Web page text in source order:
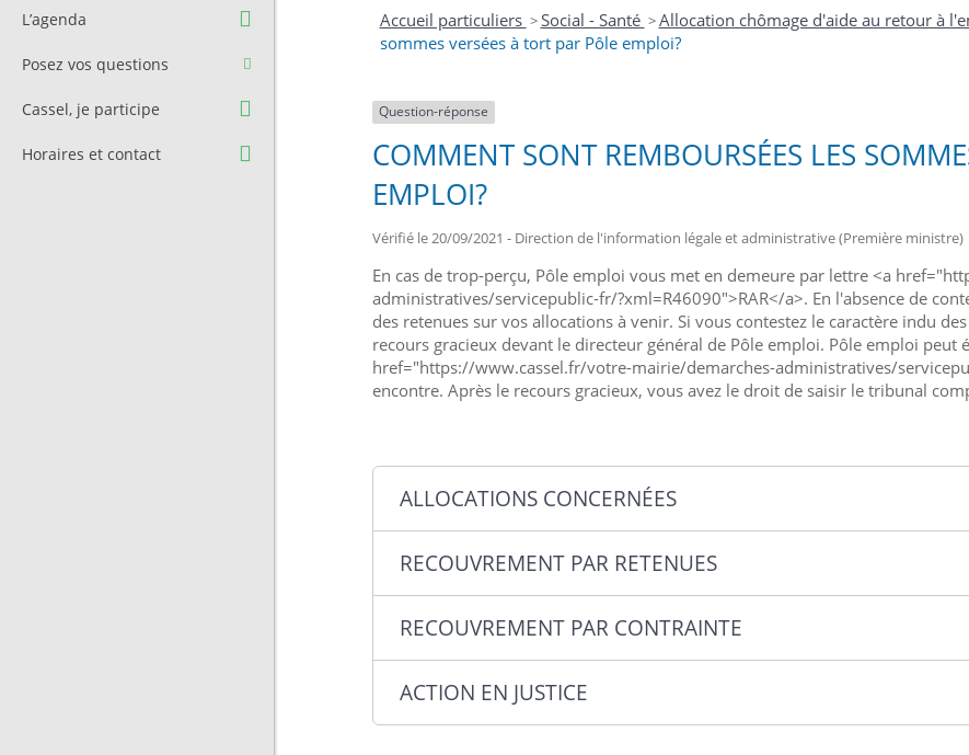
municipale
Contact et Accès
Cimetière
L’agenda
Posez vos questions
Cassel, je participe
Horaires et contact
Accueil particuliers >Social - Santé >Allocation chômage d'aide au retour à
sommes versées à tort par Pôle emploi?
Question-réponse
COMMENT SONT REMBOURSÉES LES
EMPLOI?
Vérifié le 20/09/2021 - Direction de l'information légale et administrative (Première ministre)
En cas de trop-perçu, Pôle emploi vous met en demeure par lettre <a
administratives/servicepublic-fr/?xml=R46090">RAR</a>. En l'absence de
des retenues sur vos allocations à venir. Si vous contestez le caractère indu
recours gracieux devant le directeur général de Pôle emploi. Pôle emploi peut
href="https://www.cassel.fr/votre-mairie/demarches-administratives/
encontre. Après le recours gracieux, vous avez le droit de saisir le tribunal
ALLOCATIONS CONCERNÉES
RECOUVREMENT PAR RETENUES
RECOUVREMENT PAR CONTRAINTE
ACTION EN JUSTICE